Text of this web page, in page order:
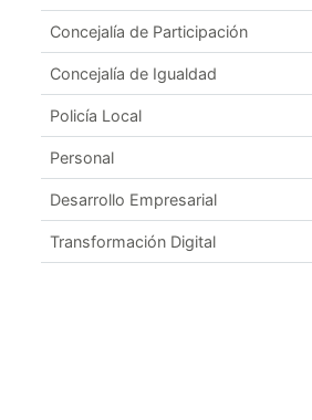
Concejalía de Participación
Concejalía de Igualdad
Policía Local
Personal
Desarrollo Empresarial
Transformación Digital